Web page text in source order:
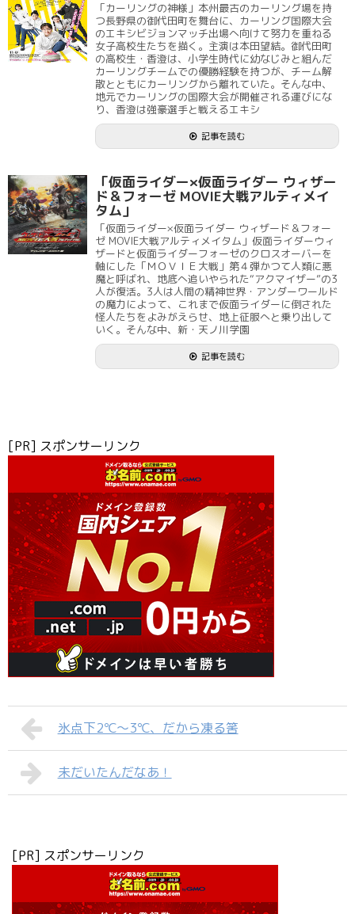
「カーリングの神様」本州最古のカーリング場を持
つ長野県の御代田町を舞台に、カーリング国際大会
のエキシビジョンマッチ出場へ向けて努力を重ねる
女子高校生たちを描く。主演は本田望結。御代田町
の高校生・香澄は、小学生時代に幼なじみと組んだ
カーリングチームでの優勝経験を持つが、チーム解
散とともにカーリングから離れていた。そんな中、
地元でカーリングの国際大会が開催される運びにな
り、香澄は強豪選手と戦えるエキシ
記事を読む
「仮面ライダー×仮面ライダー ウィザー
ド＆フォーゼ MOVIE大戦アルティメイ
タム」
「仮面ライダー×仮面ライダー ウィザード＆フォー
ゼ MOVIE大戦アルティメイタム」仮面ライダーウィ
ザードと仮面ライダーフォーゼのクロスオーバーを
軸にした「ＭＯＶＩＥ大戦」第４弾かつて人類に悪
魔と呼ばれ、地底へ追いやられた“アクマイザー”の3
人が復活。3人は人間の精神世界・アンダーワールド
の魔力によって、これまで仮面ライダーに倒された
怪人たちをよみがえらせ、地上征服へと乗り出して
いく。そんな中、新・天ノ川学園
記事を読む
[PR] スポンサーリンク
氷点下2℃～3℃、だから凍る筈
未だいたんだなあ！
[PR] スポンサーリンク